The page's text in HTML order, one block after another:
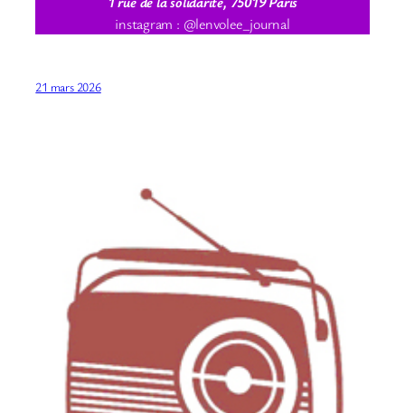
instagram : @lenvolee_journal
21 mars 2026